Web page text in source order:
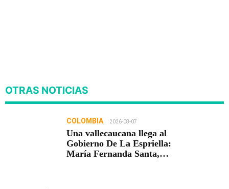
OTRAS NOTICIAS
COLOMBIA 2026-08-07
Una vallecaucana llega al
Gobierno De La Espriella:
María Fernanda Santa,